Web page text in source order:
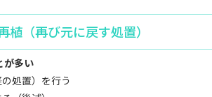
植（再び元に戻す処置）
が多い
処置）を行う